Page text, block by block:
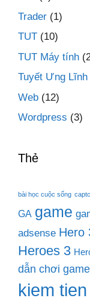
Trader (1)
TUT (10)
TUT Máy tính
Tuyết Ưng Lĩnh
Web (12)
Wordpress (3)
Thẻ
bài học cuộc sống
GA game
adsense Hero
Heroes 3
dẫn chơi
kiem